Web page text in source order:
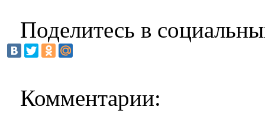
Поделитесь в
Комментарии: